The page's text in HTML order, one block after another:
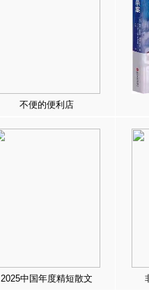
不便的便利店
2025中国年度精短散文